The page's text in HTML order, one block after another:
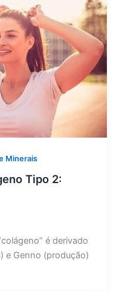
Minerais
Tipo 2:
é derivado
e Genno (produção)